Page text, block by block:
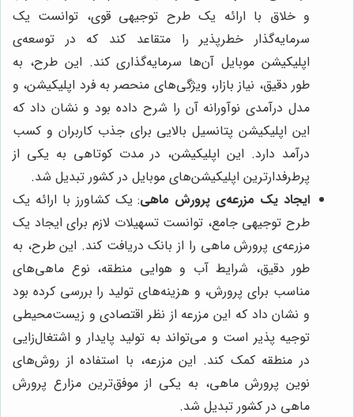
و خلاق با ارائه یک طرح توجیهی قوی، توانست یک
سرمایه‌گذار خطرپذیر را متقاعد کند که در توسعه‌ی
اپلیکیشن موبایل آن‌ها سرمایه‌گذاری کند. این طرح، به
طور دقیق، نیاز بازار، ویژگی‌های منحصر به فرد اپلیکیشن، و
مدل درآمدی نوآورانه آن را شرح داده بود و نشان داد که
این اپلیکیشن پتانسیل بالایی برای جذب کاربران و کسب
درآمد دارد. این اپلیکیشن، در مدت کوتاهی به یکی از
پرطرفدارترین اپلیکیشن‌های موبایل در کشور تبدیل شد.
ایجاد یک مزرعه‌ی پرورش ماهی: یک کشاورز با ارائه یک
طرح توجیهی جامع، توانست تسهیلات لازم برای ایجاد یک
مزرعه‌ی پرورش ماهی را از بانک دریافت کند. این طرح، به
طور دقیق، شرایط آب و هوایی منطقه، نوع ماهی‌های
مناسب برای پرورش، و هزینه‌های تولید را بررسی کرده بود
و نشان داد که این مزرعه از نظر اقتصادی و زیست‌محیطی
توجیه پذیر است و می‌تواند به تولید پایدار و اشتغال‌زایی
در منطقه کمک کند. این مزرعه، با استفاده از روش‌های
نوین پرورش ماهی، به یکی از موفق‌ترین مزارع پرورش
ماهی در کشور تبدیل شد.